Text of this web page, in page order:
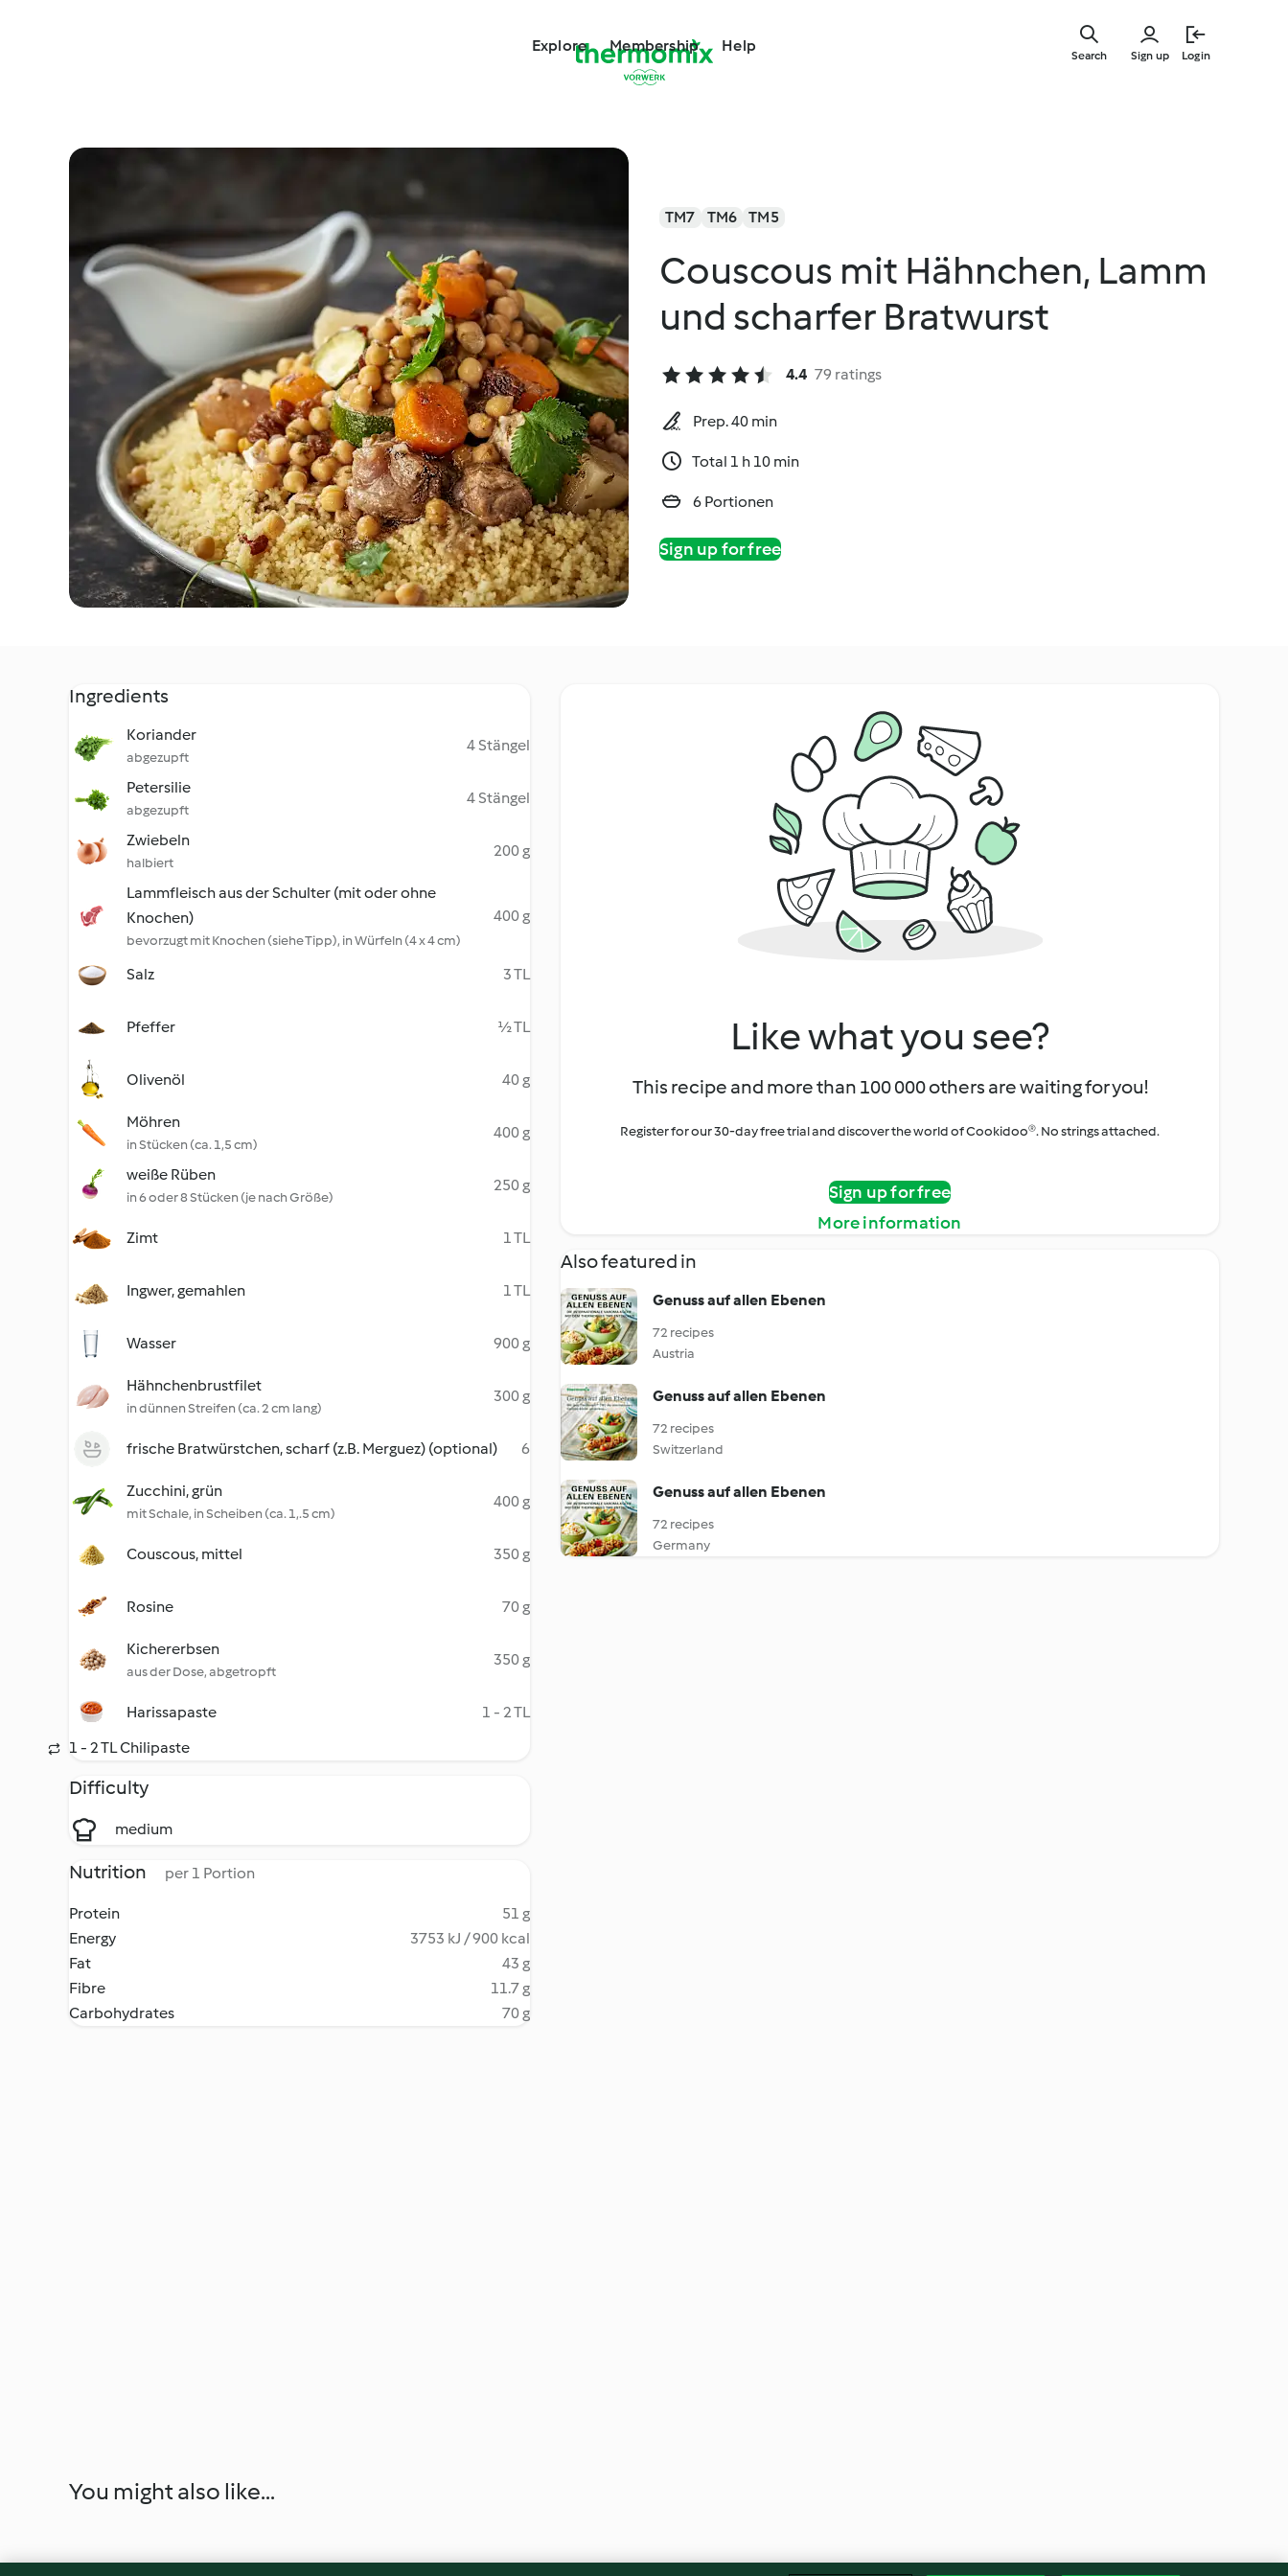
Explore Membership Help
Sign up Login
Search
TM7 TM6 TM5
Couscous mit Hähnchen, Lamm
und scharfer Bratwurst
4.4 79 ratings
Prep. 40 min
Total 1 h 10 min
6 Portionen
Sign up for free
Ingredients
Koriander
abgezupft
4 Stängel
Petersilie
abgezupft
4 Stängel
Zwiebeln
halbiert
200 g
Lammfleisch aus der Schulter (mit oder ohne
Knochen)
bevorzugt mit Knochen (siehe Tipp), in Würfeln (4 x 4 cm)
400 g
Salz 3 TL
Pfeffer ½ TL
Olivenöl 40 g
Möhren
in Stücken (ca. 1,5 cm)
400 g
weiße Rüben
in 6 oder 8 Stücken (je nach Größe)
250 g
Zimt 1 TL
Ingwer, gemahlen 1 TL
Wasser 900 g
Hähnchenbrustfilet
in dünnen Streifen (ca. 2 cm lang)
300 g
frische Bratwürstchen, scharf (z.B. Merguez) (optional) 6
Zucchini, grün
mit Schale, in Scheiben (ca. 1,.5 cm)
400 g
Couscous, mittel 350 g
Rosine 70 g
Kichererbsen
aus der Dose, abgetropft
350 g
Harissapaste
1 - 2 TL
1 - 2 TL Chilipaste
Difficulty
medium
Nutrition per 1 Portion
Protein
51 g
Energy
3753 kJ / 900 kcal
Fat
43 g
Fibre
11.7 g
Carbohydrates
70 g
Like what you see?
This recipe and more than 100 000 others are waiting for you!
Register for our 30-day free trial and discover the world of Cookidoo®. No strings attached.
Sign up for free
More information
Also featured in
Genuss auf allen Ebenen
72 recipes
Austria
Genuss auf allen Ebenen
72 recipes
Switzerland
Genuss auf allen Ebenen
72 recipes
Germany
You might also like...